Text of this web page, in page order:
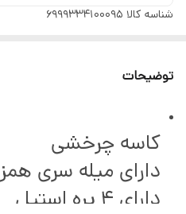
شناسه کالا 6999334100095
توضیحات
کاسه چرخشی
دارای میله سری
دارای 4 پره استیل